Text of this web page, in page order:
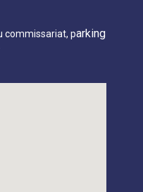
commissariat, parking